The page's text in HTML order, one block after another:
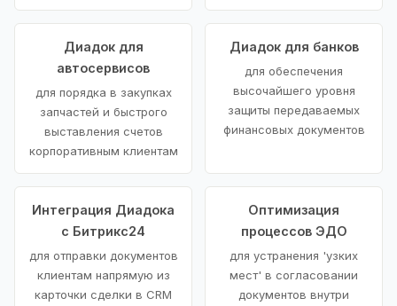
Диадок для
автосервисов
для порядка в закупках
запчастей и быстрого
выставления счетов
корпоративным клиентам
Диадок для банков
для обеспечения
высочайшего уровня
защиты передаваемых
финансовых документов
Интеграция Диадока
с Битрикс24
для отправки документов
клиентам напрямую из
карточки сделки в CRM
Оптимизация
процессов ЭДО
для устранения 'узких
мест' в согласовании
документов внутри